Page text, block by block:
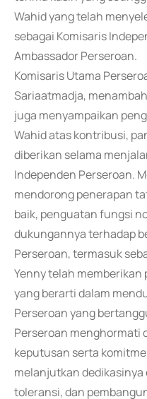
Wahid yang telah
sebagai Komisaris
Ambassador Perseroan.
Komisaris Utama
Sariaatmadja,
juga menyampaikan
Wahid atas kontribusi,
diberikan selama
Independen Perseroan.
mendorong penerapan
baik, penguatan fungsi
dukungannya terhadap
Perseroan, termasuk
Yenny telah
yang berarti dalam
Perseroan yang
Perseroan menghormati
keputusan serta
melanjutkan dedikasinya
toleransi, dan